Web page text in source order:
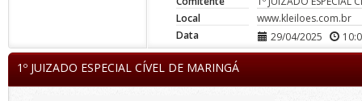
Local
www.kleiloes.com.br
Data
29/04/2025
1º JUIZADO ESPECIAL CÍVEL DE MARINGÁ